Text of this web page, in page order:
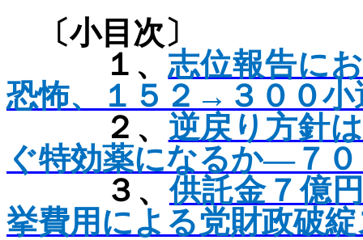
〔小目次〕
１、 志位報告に
恐怖、１５２→３００小
２、 逆戻り方針
ぐ特効薬になるか―７
３、供託金７億
挙費用による党財政破